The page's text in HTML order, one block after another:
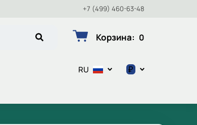
+7 (499) 460-63-48
Корзина: 0
RU ₽